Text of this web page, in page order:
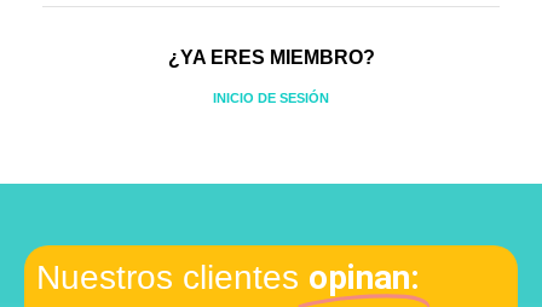
¿YA ERES MIEMBRO?
INICIO DE SESIÓN
Nuestros clientes opinan: